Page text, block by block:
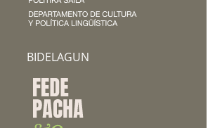
BIDELAGUN